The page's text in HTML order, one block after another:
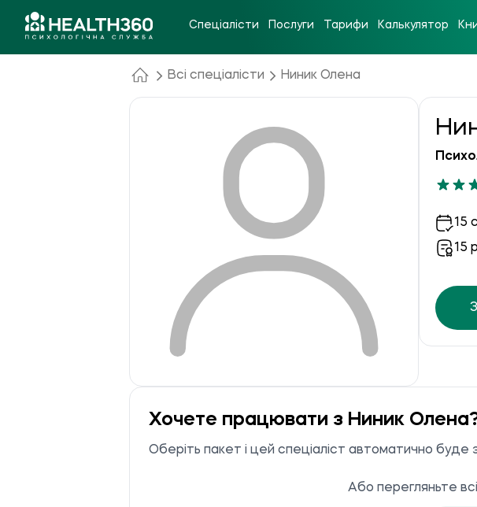
Спеціалісти Послуги Тарифи Калькулятор
Всі спеціалісти Ниник Олена
15
15
Хочете працювати з Ниник
Оберіть пакет і цей спеціаліст автоматично буде
Або перегляньте